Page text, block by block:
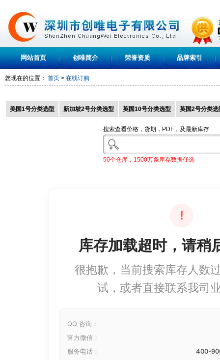
网站首页 创唯简介 荣誉资质 品牌索引
您现在的位置： 首页 > 在线订购
美国1号分类选型 新加坡2号分类选型 英国10号分类选型 英国2号分类选
搜索查看价格，货期，PDF，及最新库存
50个仓库，1500万条库存数据任选
!
库存加载超时，请稍
很抱歉，当前搜索库存人数
试，或者直接联系我司
QQ 咨询：
官方微信：
服务电话：
400-